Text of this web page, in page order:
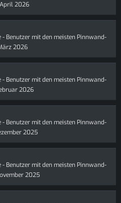
2026
Benutzer mit den meisten Pinnwand-
2026
Benutzer mit den meisten Pinnwand-
2026
Benutzer mit den meisten Pinnwand-
2025
Benutzer mit den meisten Pinnwand-
2025